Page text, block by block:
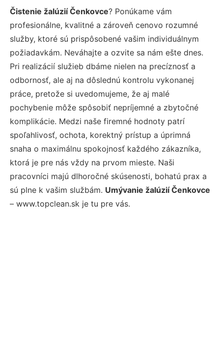
Čistenie žalúzií Čenkovce? Ponúkame vám
profesionálne, kvalitné a zároveň cenovo rozumné
služby, ktoré sú prispôsobené vašim individuálnym
požiadavkám. Neváhajte a ozvite sa nám ešte dnes.
Pri realizácií služieb dbáme nielen na precíznosť a
odbornosť, ale aj na dôslednú kontrolu vykonanej
práce, pretože si uvedomujeme, že aj malé
pochybenie môže spôsobiť nepríjemné a zbytočné
komplikácie. Medzi naše firemné hodnoty patrí
spoľahlivosť, ochota, korektný prístup a úprimná
snaha o maximálnu spokojnosť každého zákazníka,
ktorá je pre nás vždy na prvom mieste. Naši
pracovníci majú dlhoročné skúsenosti, bohatú prax a
sú plne k vašim službám. Umývanie žalúzií Čenkovce
– www.topclean.sk je tu pre vás.